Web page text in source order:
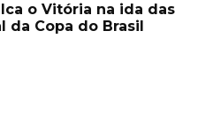
o Vitória na ida das
da Copa do Brasil